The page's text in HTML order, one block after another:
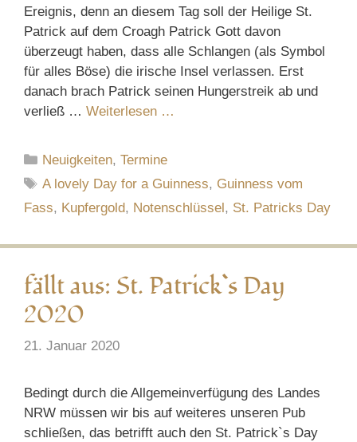
Ereignis, denn an diesem Tag soll der Heilige St.
Patrick auf dem Croagh Patrick Gott davon
überzeugt haben, dass alle Schlangen (als Symbol
für alles Böse) die irische Insel verlassen. Erst
danach brach Patrick seinen Hungerstreik ab und
verließ … Weiterlesen …
Kategorien
Neuigkeiten,Termine
Schlagwörter
A lovely Day for a Guinness, Guinness vom
Fass, Kupfergold, Notenschlüssel, St. Patricks Day
fällt aus: St. Patrick`s Day
2020
21. Januar 2020
Bedingt durch die Allgemeinverfügung des Landes
NRW müssen wir bis auf weiteres unseren Pub
schließen, das betrifft auch den St. Patrick`s Day